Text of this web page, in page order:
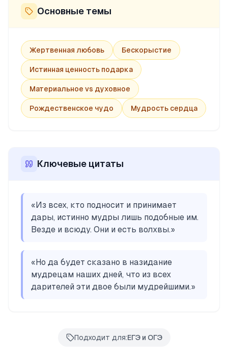
Основные темы
Жертвенная любовь Бескорыстие
Истинная ценность подарка
Материальное vs духовное
Рождественское чудо Мудрость сердца
Ключевые цитаты
«Из всех, кто подносит и принимает
дары, истинно мудры лишь подобные им.
Везде и всюду. Они и есть волхвы.»
«Но да будет сказано в назидание
мудрецам наших дней, что из всех
дарителей эти двое были мудрейшими.»
Подходит для:ЕГЭ и ОГЭ